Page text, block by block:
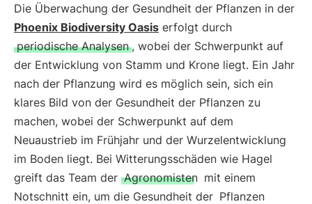
Die Überwachung der Gesundheit der Pflanzen in der
Phoenix Biodiversity Oasis erfolgt durch
periodische Analysen , wobei der Schwerpunkt auf
der Entwicklung von Stamm und Krone liegt. Ein Jahr
nach der Pflanzung wird es möglich sein, sich ein
klares Bild von der Gesundheit der Pflanzen zu
machen, wobei der Schwerpunkt auf dem
Neuaustrieb im Frühjahr und der Wurzelentwicklung
im Boden liegt. Bei Witterungsschäden wie Hagel
greift das Team der Agronomisten mit einem
Notschnitt ein, um die Gesundheit der Pflanzen